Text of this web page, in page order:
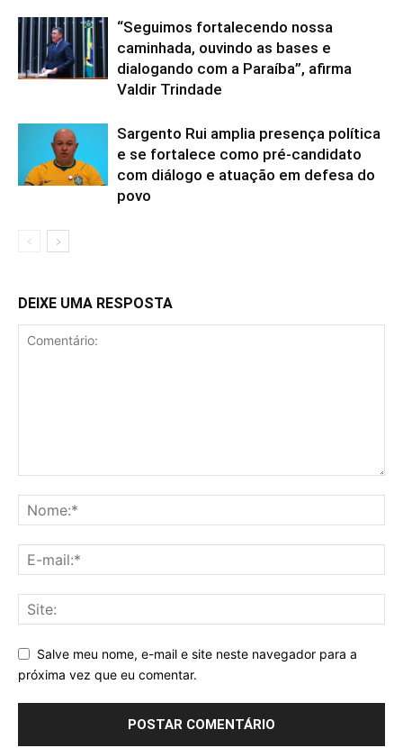
“Seguimos fortalecendo nossa
caminhada, ouvindo as bases e
dialogando com a Paraíba”, afirma
Valdir Trindade
Sargento Rui amplia presença política
e se fortalece como pré-candidato
com diálogo e atuação em defesa do
povo
DEIXE UMA RESPOSTA
Salve meu nome, e-mail e site neste navegador para a
próxima vez que eu comentar.